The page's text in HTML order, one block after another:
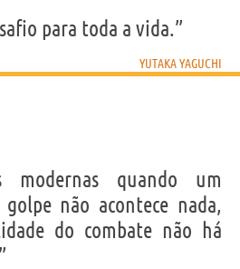
para toda a vida.”
YUTAKA YAGUCHI
modernas quando um
não acontece nada,
do combate não há